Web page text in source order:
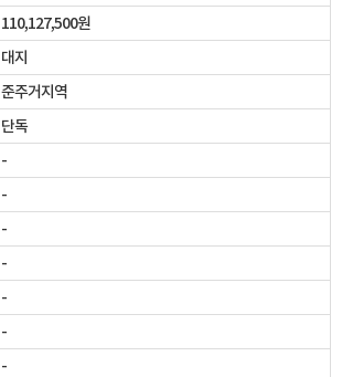
110,127,500원
대지
준주거지역
단독
-
-
-
-
-
-
-